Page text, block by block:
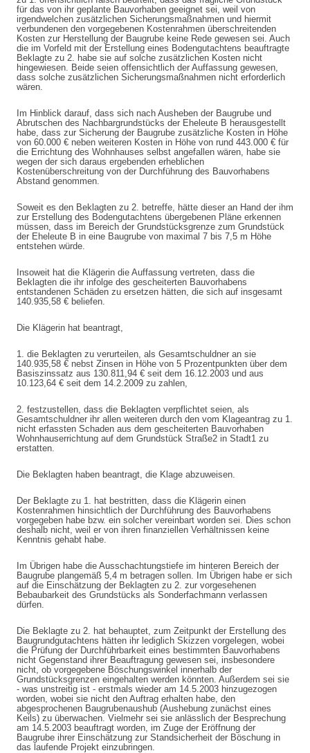
für das von ihr geplante Bauvorhaben geeignet sei, weil von
irgendwelchen zusätzlichen Sicherungsmaßnahmen und hiermit
verbundenen den vorgegebenen Kostenrahmen überschreitenden
Kosten zur Herstellung der Baugrube keine Rede gewesen sei. Auch
die im Vorfeld mit der Erstellung eines Bodengutachtens beauftragte
Beklagte zu 2. habe sie auf solche zusätzlichen Kosten nicht
hingewiesen. Beide seien offensichtlich der Auffassung gewesen,
dass solche zusätzlichen Sicherungsmaßnahmen nicht erforderlich
wären.
Im Hinblick darauf, dass sich nach Ausheben der Baugrube und
Abrutschen des Nachbargrundstücks der Eheleute B herausgestellt
habe, dass zur Sicherung der Baugrube zusätzliche Kosten in Höhe
von 60.000 € neben weiteren Kosten in Höhe von rund 443.000 € für
die Errichtung des Wohnhauses selbst angefallen wären, habe sie
wegen der sich daraus ergebenden erheblichen
Kostenüberschreitung von der Durchführung des Bauvorhabens
Abstand genommen.
Soweit es den Beklagten zu 2. betreffe, hätte dieser an Hand der ihm
zur Erstellung des Bodengutachtens übergebenen Pläne erkennen
müssen, dass im Bereich der Grundstücksgrenze zum Grundstück
der Eheleute B in eine Baugrube von maximal 7 bis 7,5 m Höhe
entstehen würde.
Insoweit hat die Klägerin die Auffassung vertreten, dass die
Beklagten die ihr infolge des gescheiterten Bauvorhabens
entstandenen Schäden zu ersetzen hätten, die sich auf insgesamt
140.935,58 € beliefen.
Die Klägerin hat beantragt,
1. die Beklagten zu verurteilen, als Gesamtschuldner an sie
140.935,58 € nebst Zinsen in Höhe von 5 Prozentpunkten über dem
Basiszinssatz aus 130.811,94 € seit dem 16.12.2003 und aus
10.123,64 € seit dem 14.2.2009 zu zahlen,
2. festzustellen, dass die Beklagten verpflichtet seien, als
Gesamtschuldner ihr allen weiteren durch den vom Klageantrag zu 1.
nicht erfassten Schaden aus dem gescheiterten Bauvorhaben
Wohnhauserrichtung auf dem Grundstück Straße2 in Stadt1 zu
erstatten.
Die Beklagten haben beantragt, die Klage abzuweisen.
Der Beklagte zu 1. hat bestritten, dass die Klägerin einen
Kostenrahmen hinsichtlich der Durchführung des Bauvorhabens
vorgegeben habe bzw. ein solcher vereinbart worden sei. Dies schon
deshalb nicht, weil er von ihren finanziellen Verhältnissen keine
Kenntnis gehabt habe.
Im Übrigen habe die Ausschachtungstiefe im hinteren Bereich der
Baugrube plangemäß 5,4 m betragen sollen. Im Übrigen habe er sich
auf die Einschätzung der Beklagten zu 2. zur vorgesehenen
Bebaubarkeit des Grundstücks als Sonderfachmann verlassen
dürfen.
Die Beklagte zu 2. hat behauptet, zum Zeitpunkt der Erstellung des
Baugrundgutachtens hätten ihr lediglich Skizzen vorgelegen, wobei
die Prüfung der Durchführbarkeit eines bestimmten Bauvorhabens
nicht Gegenstand ihrer Beauftragung gewesen sei, insbesondere
nicht, ob vorgegebene Böschungswinkel innerhalb der
Grundstücksgrenzen eingehalten werden könnten. Außerdem sei sie
- was unstreitig ist - erstmals wieder am 14.5.2003 hinzugezogen
worden, wobei sie nicht den Auftrag erhalten habe, den
abgesprochenen Baugrubenaushub (Aushebung zunächst eines
Keils) zu überwachen. Vielmehr sei sie anlässlich der Besprechung
am 14.5.2003 beauftragt worden, im Zuge der Eröffnung der
Baugrube ihrer Einschätzung zur Standsicherheit der Böschung in
das laufende Projekt einzubringen.